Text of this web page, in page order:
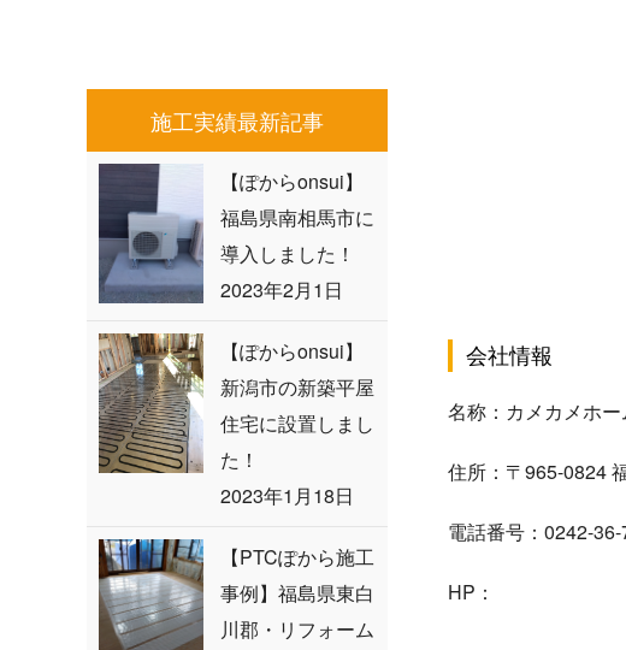
会社情報
名称：カメカメホ
住所：〒965-0824
電話番号：0242-
HP：
施工実績最新記事
【ぽからonsui】
福島県南相馬市に
導入しました！
2023年2月1日
【ぽからonsui】
新潟市の新築平屋
住宅に設置しまし
た！
2023年1月18日
【PTCぽから施工
事例】福島県東白
川郡・リフォーム